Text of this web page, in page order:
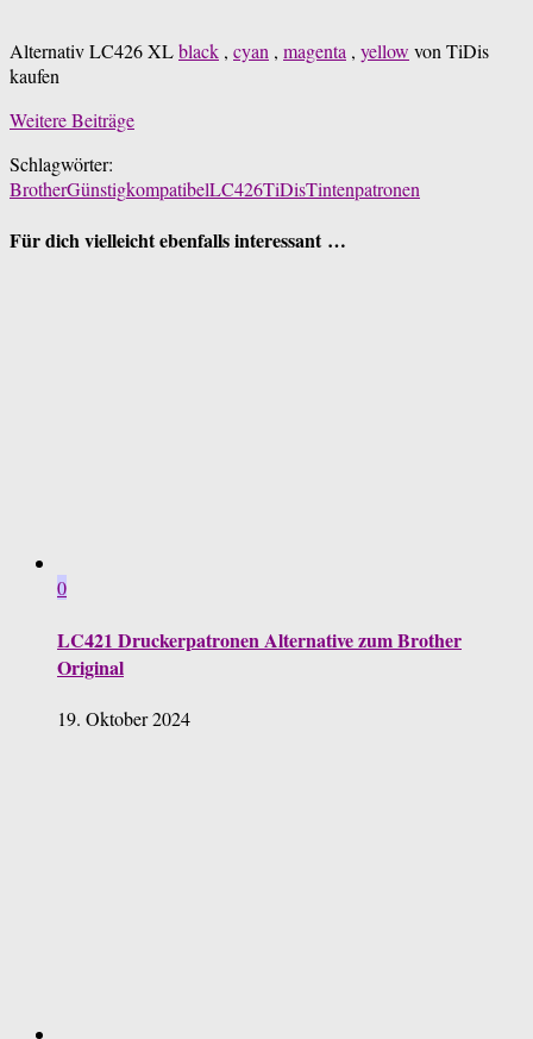
Alternativ LC426 XLblack , cyan , magenta , yellow von TiDis
kaufen
Weitere Beiträge
Schlagwörter:
BrotherGünstigkompatibelLC426TiDisTintenpatronen
Für dich vielleicht ebenfalls interessant …
0
LC421 Druckerpatronen Alternative zum Brother
Original
19. Oktober 2024